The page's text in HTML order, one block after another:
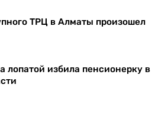
ТРЦ в Алматы произошел
лопатой избила пенсионерку в